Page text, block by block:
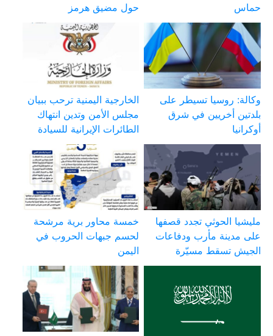
حماس
حول مضيق هرمز
وكالة: روسيا تسيطر على
بلدتين أخريين في شرق
أوكرانيا
الخارجية اليمنية ترحب ببيان
مجلس الأمن وتدين انتهاك
الطائرات الإيرانية للسيادة
مليشيا الحوثي تجدد قصفها
على مدينة مأرب ودفاعات
الجيش تسقط مسيّرة
خمسة محاور برية مرشحة
لحسم جبهات الحروب في
اليمن